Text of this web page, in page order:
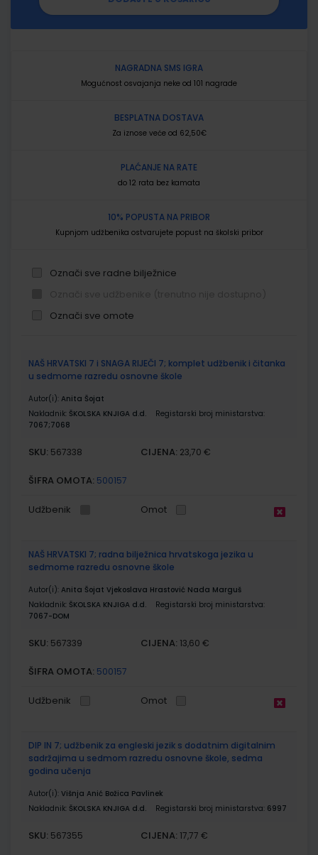
NAGRADNA SMS IGRA
Mogućnost osvajanja neke od 101 nagrade
BESPLATNA DOSTAVA
Za iznose veće od 62,50€
PLAĆANJE NA RATE
do 12 rata bez kamata
10% POPUSTA NA PRIBOR
Kupnjom udžbenika ostvarujete popust na školski pribor
Označi sve radne bilježnice
Označi sve omote
proizvodi
NAŠ HRVATSKI 7 i SNAGA RIJEČI 7; komplet udžbenik i čitanka
u sedmome razredu osnovne škole
Autor(i): Anita Šojat
Nakladnik: ŠKOLSKA KNJIGA d.d.
Registarski broj ministarstva:
7067;7068
SKU: 567338 CIJENA: 23,70 €
ŠIFRA OMOTA: 500157
Udžbenik Omot
NAŠ HRVATSKI 7; radna bilježnica hrvatskoga jezika u
sedmome razredu osnovne škole
Autor(i): Anita Šojat Vjekoslava Hrastović Nada Marguš
Nakladnik: ŠKOLSKA KNJIGA d.d.
Registarski broj ministarstva:
7067-DOM
SKU: 567339 CIJENA: 13,60 €
ŠIFRA OMOTA: 500157
Udžbenik Omot
DIP IN 7; udžbenik za engleski jezik s dodatnim digitalnim
sadržajima u sedmom razredu osnovne škole, sedma
godina učenja
Autor(i): Višnja Anić Božica Pavlinek
Nakladnik: ŠKOLSKA KNJIGA d.d. Registarski broj ministarstva: 6997
SKU: 567355 CIJENA: 17,77 €